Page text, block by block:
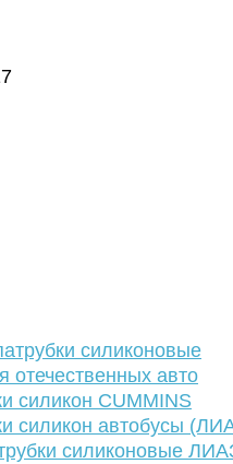
силиконовые
отечественных авто
силикон CUMMINS
силикон автобусы
силиконовые